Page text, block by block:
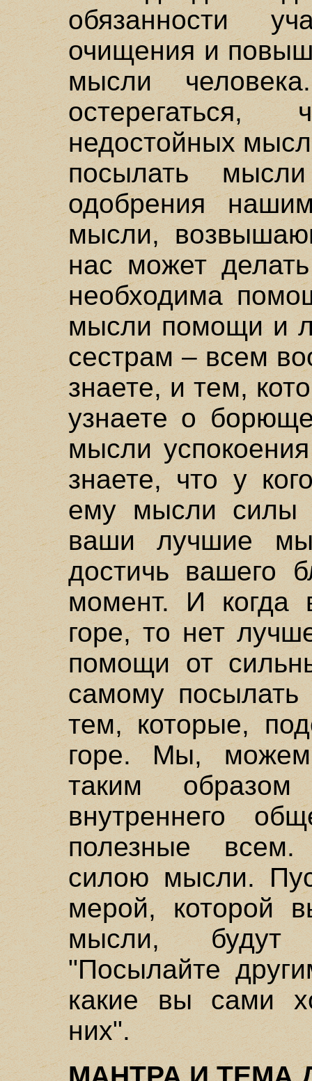
обязанности
очищения и
мысли
недостойных
посылать
одобрения
мысли,
нас может
необходима
мысли помощи и
сестрам – всем
знаете, и тем,
узнаете о
мысли
знаете, что у
ему мысли силы
ваши лучшие
достичь вашего
момент. И когда
горе, то нет
помощи от
самому
тем, которые,
горе. Мы, можем
таким
внутреннего
полезные всем.
силою мысли.
мерой, которой
мысли, будут
"Посылайте
какие вы сами
них".